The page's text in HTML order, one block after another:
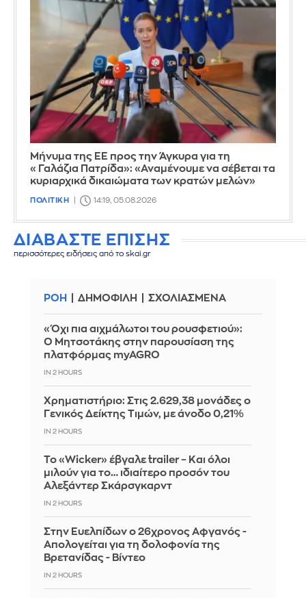
Μήνυμα της ΕΕ προς την Άγκυρα για τη
«Γαλάζια Πατρίδα»: «Αναμένουμε να σέβεται τα
κυριαρχικά δικαιώματα των κρατών μελών»
ΠΟΛΙΤΙΚΗ 14:19, 05.08.2026
ΔΙΑΒΑΣΤΕ ΕΠΙΣΗΣ
περισσότερες ειδήσεις από το skai.gr
ΡΟΗ ΔΗΜΟΦΙΛΗ ΣΧΟΛΙΑΣΜΕΝΑ
«Όχι πια αιχμάλωτοι του ρουσφετιού»:
Ο Μητσοτάκης στην παρουσίαση της
πλατφόρμας myAGRO
IN 2 HOURS
Χρηματιστήριο: Στις 2.629,38 μονάδες ο
Γενικός Δείκτης Τιμών, με άνοδο 0,21%
IN 2 HOURS
Το «Wicker» έβγαλε trailer – Και όλοι
μιλούν για το… ιδιαίτερο προσόν του
Αλεξάντερ Σκάρσγκαρντ
IN 2 HOURS
Στην Ευελπίδων ο 26χρονος Αφγανός -
Απολογείται για τη δολοφονία της
Βρετανίδας - Βίντεο
IN 2 HOURS